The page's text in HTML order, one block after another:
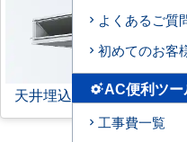
天井埋込ダクト形
よくあるご質
初めてのお客
settings_suggestAC便利ツー
工事費一覧